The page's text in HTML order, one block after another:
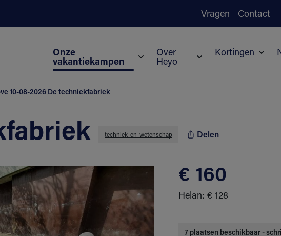
Vragen Contact
Onze
vakantiekampen
Submenu voor Onze vakantiekampen
Over
Heyo
Kortingen
10-08-2026 De techniekfabriek
techniek-en-wetenschap Delen
€ 160
Helan: € 128
7 plaatsen beschikbaar -